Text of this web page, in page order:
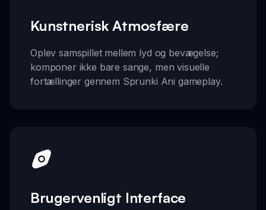
Kunstnerisk Atmosfære
Oplev samspillet mellem lyd og bevægelse;
komponer ikke bare sange, men visuelle
fortællinger gennem Sprunki Ani gameplay.
Brugervenligt Interface